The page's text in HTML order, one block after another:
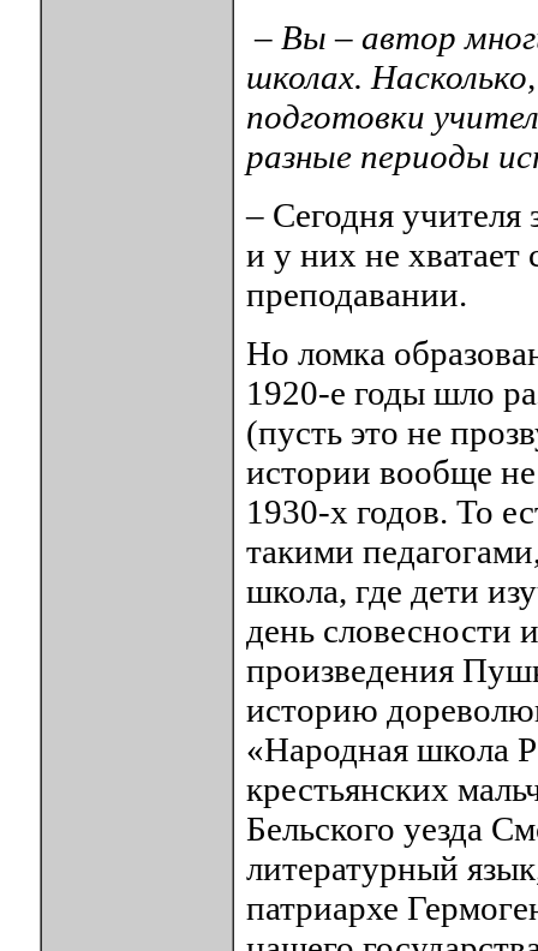
– Вы – автор
школах.
подготовки
разные периоды
– Сегодня
и у них не хватает
преподавании.
Но ломка
1920-е годы шло
(пусть это не
истории вообще не
1930-х годов. То
такими
школа, где дети
день словесности
произведения
историю
«Народная школа
крестьянских
Бельского уезда
литературный
патриархе